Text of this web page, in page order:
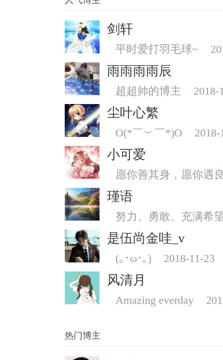
剑轩
平时爱打羽毛球~
雨雨雨雨辰
超超帅的博主 2018-
尘叶心繁
O(*￣︶￣*)O 2018-
小可爱
愿你善其身，愿你遇
瑾语
努力、勇敢、充满希
是伍尚金哇_v
(｡･ω･｡) 2018-11-23
风清月
Amazing everday
热门博主